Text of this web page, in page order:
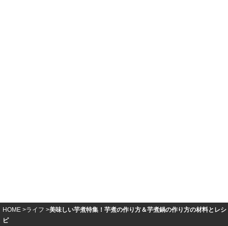
HOME ライフ
美味しい芋煮特集！芋煮の作り方＆芋煮鍋の作り方の材料とレシ
ピ